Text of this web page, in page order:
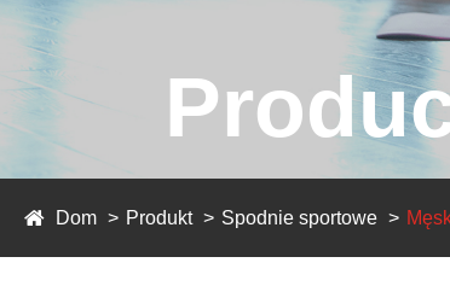
Dom Produkt Spodnie sportowe